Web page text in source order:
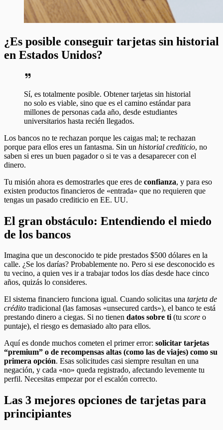
¿Es posible conseguir tarjetas sin historial
en Estados Unidos?
Sí, es totalmente posible. Obtener tarjetas sin historial
no solo es viable, sino que es el camino estándar para
millones de personas cada año, desde estudiantes
universitarios hasta recién llegados.
Los bancos no te rechazan porque les caigas mal; te rechazan
porque para ellos eres un fantasma. Sin un historial crediticio, no
saben si eres un buen pagador o si te vas a desaparecer con el
dinero.
Tu misión ahora es demostrarles que eres de confianza, y para eso
existen productos financieros de «entrada» que no requieren que
tengas un pasado crediticio en EE. UU.
El gran obstáculo: Entendiendo el miedo
de los bancos
Imagina que un desconocido te pide prestados $500 dólares en la
calle. ¿Se los darías? Probablemente no. Pero si ese desconocido es
tu vecino, a quien ves ir a trabajar todos los días desde hace cinco
años, quizás lo consideres.
El sistema financiero funciona igual. Cuando solicitas una tarjeta de
crédito tradicional (las famosas «unsecured cards»), el banco te está
prestando dinero a ciegas. Si no tienen datos sobre ti(tu score o
puntaje), el riesgo es demasiado alto para ellos.
Aquí es donde muchos cometen el primer error: solicitar tarjetas
“premium” o de recompensas altas (como las de viajes) como su
primera opción. Esas solicitudes casi siempre resultan en una
negación, y cada «no» queda registrado, afectando levemente tu
perfil. Necesitas empezar por el escalón correcto.
Las 3 mejores opciones de tarjetas para
principiantes